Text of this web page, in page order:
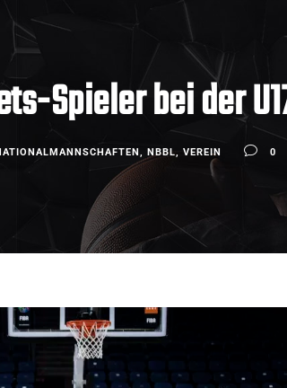
Spieler bei der
, NBBL, VEREIN 0